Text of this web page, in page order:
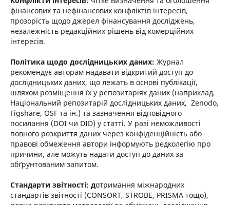
фінансових та нефінансових конфліктів інтересів,
прозорість щодо джерел фінансування досліджень,
незалежність редакційних рішень від комерційних
інтересів.
Політика щодо дослідницьких даних: Журнал
рекомендує авторам надавати відкритий доступ до
дослідницьких даних, що лежать в основі публікації,
шляхом розміщення їх у репозитаріях даних (наприклад,
Національний репозитарій дослідницьких даних, Zenodo,
Figshare, OSF та ін.) та зазначення відповідного
посилання (DOI чи DID) у статті. У разі неможливості
повного розкриття даних через конфіденційність або
правові обмеження автори інформують редколегію про
причини, але можуть надати доступ до даних за
обґрунтованим запитом.
Стандарти звітності: дотримання міжнародних
стандартів звітності (CONSORT, STROBE, PRISMA тощо),